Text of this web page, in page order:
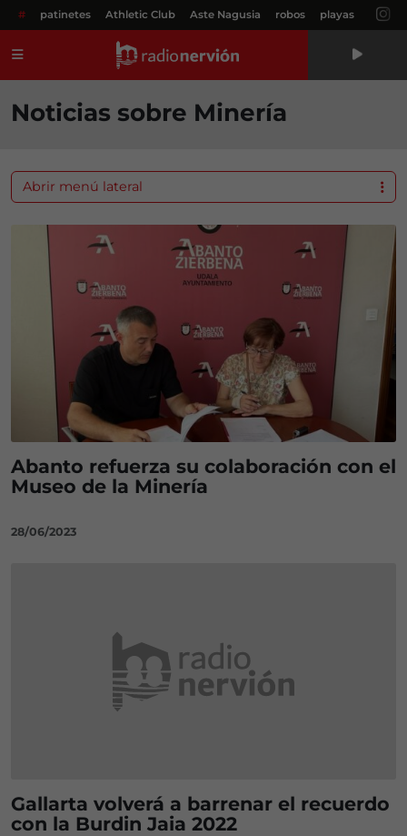
# patinetes Athletic Club Aste Nagusia robos playas
Noticias sobre Minería
Abanto refuerza su colaboración con el
Museo de la Minería
28/06/2023
Gallarta volverá a barrenar el recuerdo
con la Burdin Jaia 2022
Abrir menú lateral